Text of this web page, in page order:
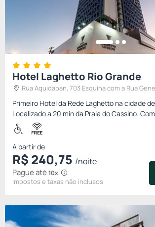
Hotel Laghetto Rio Grande
Primeiro Hotel da Rede Laghetto na cidade
Localizado a 20 min da Praia do Cassino.
apartamentos, centro de eventos,
serviço de massage...
A partir de
R$ 240,75 /noite
Impostos e taxas não inclusos
Pague até 10x